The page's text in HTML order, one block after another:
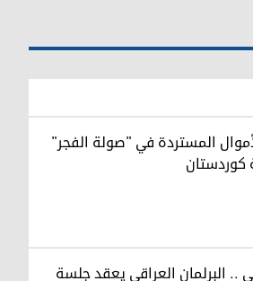
المستردة في "صولة الفجر"
.. البرلمان العراقي يعقد جلسة